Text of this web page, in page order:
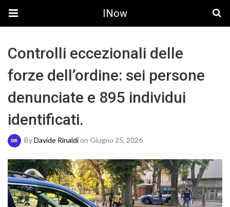
INow
Controlli eccezionali delle
forze dell’ordine: sei persone
denunciate e 895 individui
identificati.
ByDavide Rinaldion Giugno 25, 2026